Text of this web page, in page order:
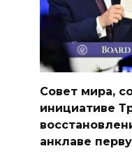
Совет мира,
инициативе
анклаве